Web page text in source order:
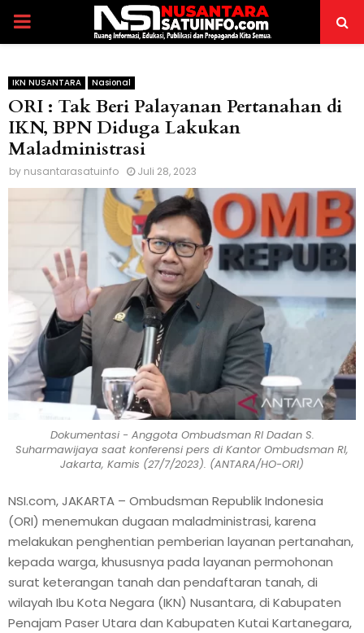
PRIMARY
IKN NUSANTARA Nasional
ORI : Tak Beri Palayanan Pertanahan di
IKN, BPN Diduga Lakukan
Maladministrasi
by nusantarasatuinfo Juli 28, 2023
Dokumentasi - Anggota Ombudsman RI Dadan S.
Suharmawijaya saat konferensi pers di Kantor Ombudsman RI,
Jakarta, Kamis (27/7/2023). (ANTARA/HO-ORI)
NSI.com, JAKARTA – Ombudsman Republik Indonesia
(ORI) menemukan dugaan maladministrasi, karena
melakukan penghentian pemberian layanan pertanahan,
kepada warga, khususnya pada layanan permohonan
surat keterangan tanah dan pendaftaran tanah, di
wilayah Ibu Kota Negara (IKN) Nusantara, di Kabupaten
Penajam Paser Utara dan Kabupaten Kutai Kartanegara,